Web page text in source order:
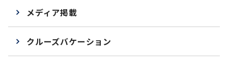
メディア掲載
クルーズバケーション